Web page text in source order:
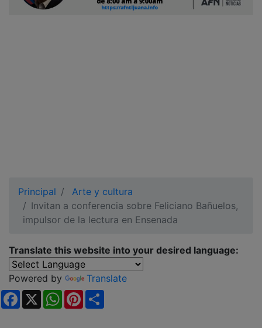
Principal
Arte y cultura
Invitan a conferencia sobre Feliciano Bañuelos,
impulsor de la lectura en Ensenada
Translate this website into your desired language:
Powered by
Translate
Facebook
X WhatsApp
Pinterest
Ciudadano